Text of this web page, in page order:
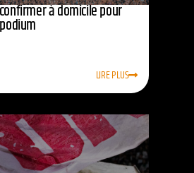
à domicile pour
LIRE PLUS